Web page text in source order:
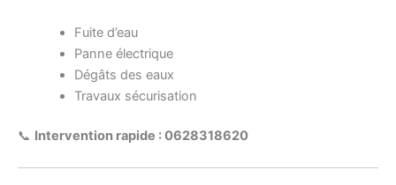
Fuite d’eau
Panne électrique
Dégâts des eaux
Travaux sécurisation
📞 Intervention rapide : 0628318620